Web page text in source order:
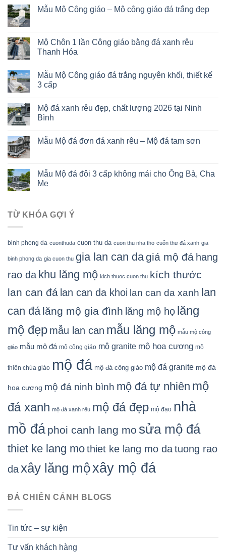
Mẫu Mộ Công giáo – Mộ công giáo đá trắng đẹp
Mộ Chôn 1 lần Công giáo bằng đá xanh rêu
Thanh Hóa
Mẫu Mộ Công giáo đá trắng nguyên khối, thiết kế
3 cấp
Mộ đá xanh rêu đẹp, chất lượng 2026 tại Ninh
Bình
Mẫu Mộ đá đơn đá xanh rêu – Mộ đá tam sơn
Mẫu Mộ đá đôi 3 cấp không mái cho Ông Bà, Cha
Mẹ
TỪ KHÓA GỢI Ý
binh phong da cuonthuda cuon thu da cuon thu nha tho cuốn thư đá xanh gia
binh phong da gia cuon thu gia lan can dagiá mộ đá hang
rao da khu lăng mộ kich thuoc cuon thu kích thước
lan can đá lan can da khoi lan can da xanh lan
can đá lăng mộ gia đình lăng mộ họ lăng
mộ đẹp mẫu lan can mẫu lăng mộ mẫu mộ công
giáo mẫu mộ đá mộ công giáo mộ granite mộ hoa cương mộ
thiên chúa giáo mộ đá mộ đá công giáo mộ đá granite mộ đá
hoa cương mộ đá ninh bình mộ đá tự nhiên mộ
đá xanh mộ đá xanh rêu mộ đá đẹp mộ đạo nhà
mồ đá phoi canh lang mo sửa mộ đá
thiet ke lang mothiet ke lang mo datuong rao
daxây lăng mộxây mộ đá
ĐÁ CHIẾN CẢNH BLOGS
Tin tức – sự kiện
Tư vấn khách hàng